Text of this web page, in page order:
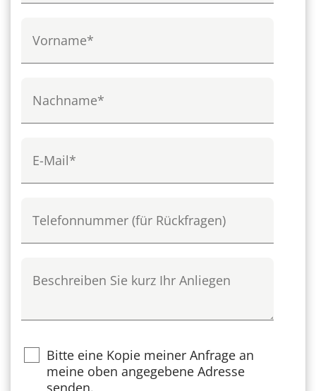
Bitte eine Kopie meiner Anfrage an
meine oben angegebene Adresse
senden.